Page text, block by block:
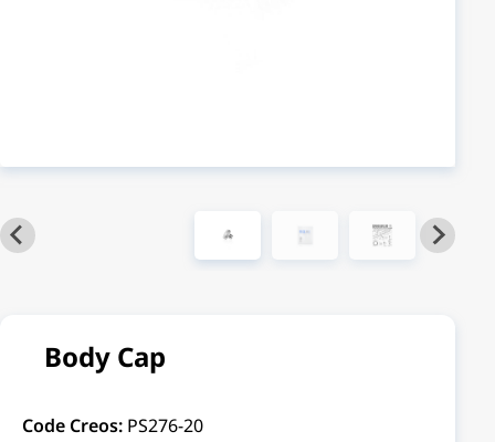
Body Cap
Code Creos: PS276-20